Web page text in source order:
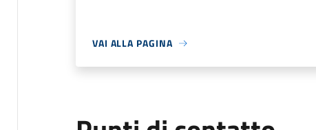
VAI ALLA PAGINA